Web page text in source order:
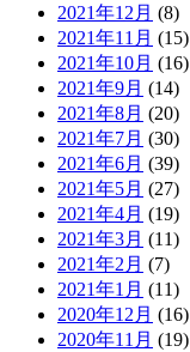
2021年12月 (8)
2021年11月 (15)
2021年10月 (16)
2021年9月 (14)
2021年8月 (20)
2021年7月 (30)
2021年6月 (39)
2021年5月 (27)
2021年4月 (19)
2021年3月 (11)
2021年2月 (7)
2021年1月 (11)
2020年12月 (16)
2020年11月 (19)